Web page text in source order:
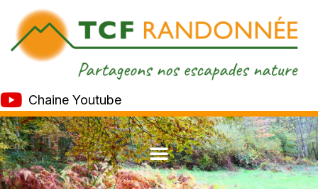
Chaine Youtube